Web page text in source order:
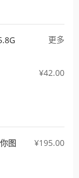
更多
¥42.00
图
¥195.00